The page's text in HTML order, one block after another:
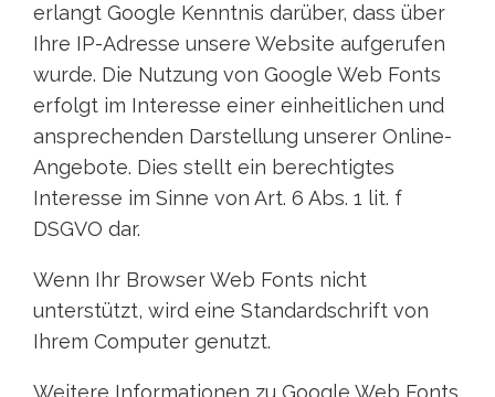
erlangt Google Kenntnis darüber, dass über
Ihre IP-Adresse unsere Website aufgerufen
wurde. Die Nutzung von Google Web Fonts
erfolgt im Interesse einer einheitlichen und
ansprechenden Darstellung unserer Online-
Angebote. Dies stellt ein berechtigtes
Interesse im Sinne von Art. 6 Abs. 1 lit. f
DSGVO dar.
Wenn Ihr Browser Web Fonts nicht
unterstützt, wird eine Standardschrift von
Ihrem Computer genutzt.
Weitere Informationen zu Google Web Fonts